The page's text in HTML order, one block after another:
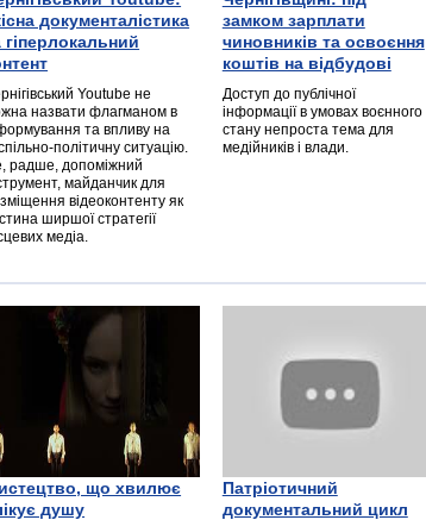
документалістика
гіперлокальний
Youtube не
назвати флагманом в
та впливу на
політичну ситуацію.
радше, допоміжний
майданчик для
відеоконтенту як
ширшої стратегії
медіа.
замком зарплати
чиновників та освоєння
коштів на відбудові
Доступ до публічної
інформації в умовах воєнного
стану непроста тема для
медійників і влади.
що хвилює
душу
Патріотичний
документальний цикл